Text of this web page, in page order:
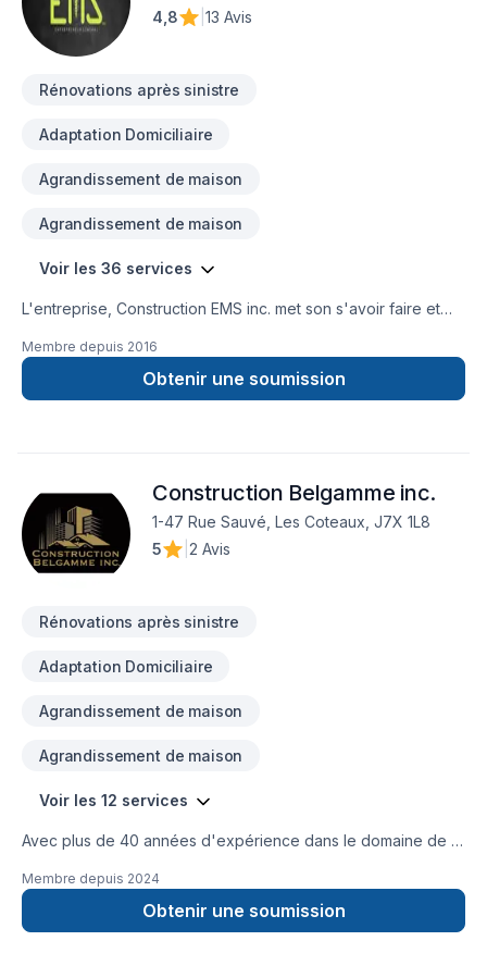
4,8
13 Avis
Rénovations après sinistre
Adaptation Domiciliaire
Agrandissement de maison
Agrandissement de maison
Voir les 36 services
L'entreprise, Construction EMS inc. met son s'avoir faire et
de rénovation, d'aménagement, de transformation
d'habitation. Elle contribue à l’amélioration du cadre de vie
de sa clientèle en offrant un service et un travail de qualité
compte des contraintes et des impératifs des ses clients.
soucieux de la qualité et de ses coûts, nous travaillons en
partenariat avec des sous-traitants professionnels et
reconnus.
Membre depuis 2016
Obtenir une soumission
Construction Belgamme inc.
1-47 Rue Sauvé, Les Coteaux, J7X 1L8
5
2 Avis
Rénovations après sinistre
Adaptation Domiciliaire
Agrandissement de maison
Agrandissement de maison
Voir les 12 services
Avec plus de 40 années d'expérience dans le domaine de la
son expertise en adaptation domiciliaire, Agrandissement de
maison, garage, deuxième et troisième étages, Après-
sinistre, rénovation générale, commercial, industriel. Nous
Membre depuis 2024
Obtenir une soumission